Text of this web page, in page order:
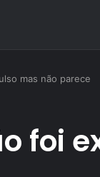
mas não parece
foi